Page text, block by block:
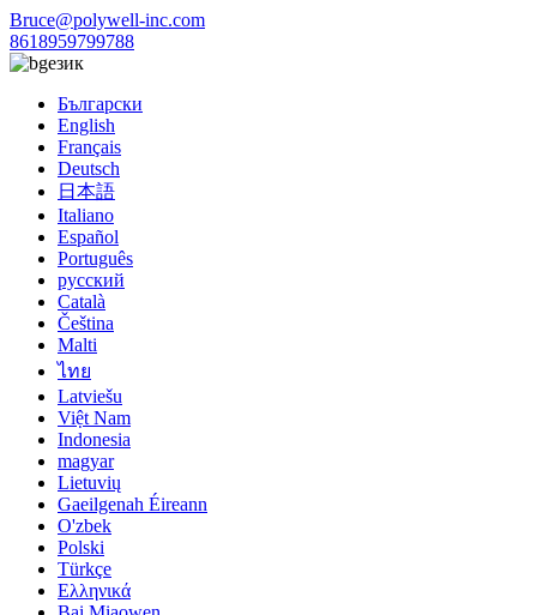
Bruce@polywell-inc.com
8618959799788
език
Български
English
Français
Deutsch
日本語
Italiano
Español
Português
русский
Català
Čeština
Malti
ไทย
Latviešu
Việt Nam
Indonesia
magyar
Lietuvių
Gaeilgenah Éireann
O'zbek
Polski
Türkçe
Ελληνικά